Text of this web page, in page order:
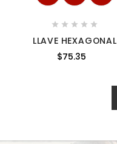
    
LLAVE HEXAGONAL
CORTA TIPO "L"
MÉTRICA 12 MM
$75.35